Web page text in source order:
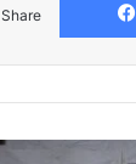
Share